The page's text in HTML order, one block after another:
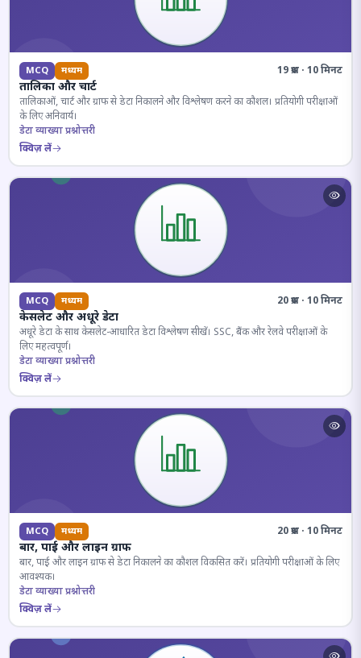
MCQ मध्यम 19 प्रश्न · 10 मिनट
तालिका और चार्ट
तालिकाओं, चार्ट और ग्राफ से डेटा निकालने और विश्लेषण करने का कौशल। प्रतियोगी परीक्षाओं
के लिए अनिवार्य।
डेटा व्याख्या प्रश्नोत्तरी
क्विज़ लें
MCQ मध्यम 20 प्रश्न · 10 मिनट
केसलेट और अधूरे डेटा
अधूरे डेटा के साथ केसलेट-आधारित डेटा विश्लेषण सीखें। SSC, बैंक और रेलवे परीक्षाओं के
लिए महत्वपूर्ण।
डेटा व्याख्या प्रश्नोत्तरी
क्विज़ लें
MCQ मध्यम 20 प्रश्न · 10 मिनट
बार, पाई और लाइन ग्राफ
बार, पाई और लाइन ग्राफ से डेटा निकालने का कौशल विकसित करें। प्रतियोगी परीक्षाओं के लिए
आवश्यक।
डेटा व्याख्या प्रश्नोत्तरी
क्विज़ लें